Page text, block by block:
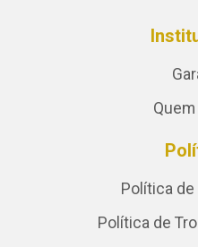
Política
Política de